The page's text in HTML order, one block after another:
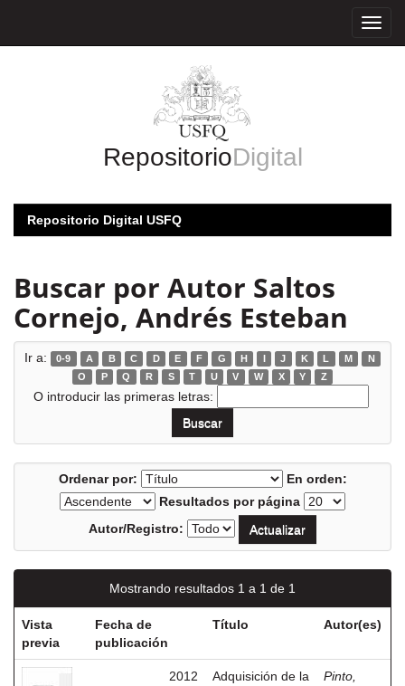
RepositorioDigital
Repositorio Digital USFQ
Buscar por Autor Saltos
Cornejo, Andrés Esteban
Ir a: 0-9 A B C D E F G H I J K L M
N
O
P Q R S T U V W X Y Z
O introducir las primeras letras:
Ordenar por:
En orden:
Resultados por página
Autor/Registro:
Mostrando resultados 1 a 1 de 1
Vista
previa
Fecha de
publicación
Título Autor(es)
2012
Adquisición de la
Pinto,